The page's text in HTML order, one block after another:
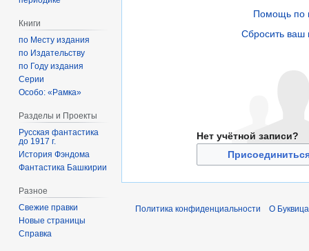
Помощь по
Сбросить ваш
Нет учётной записи?
Книги
по Месту издания
по Издательству
по Году издания
Серии
Особо: «Рамка»
Разделы и Проекты
Русская фантастика
до 1917 г.
История Фэндома
Фантастика Башкирии
Разное
Свежие правки
Новые страницы
Справка
Политика конфиденциальности О Буквица